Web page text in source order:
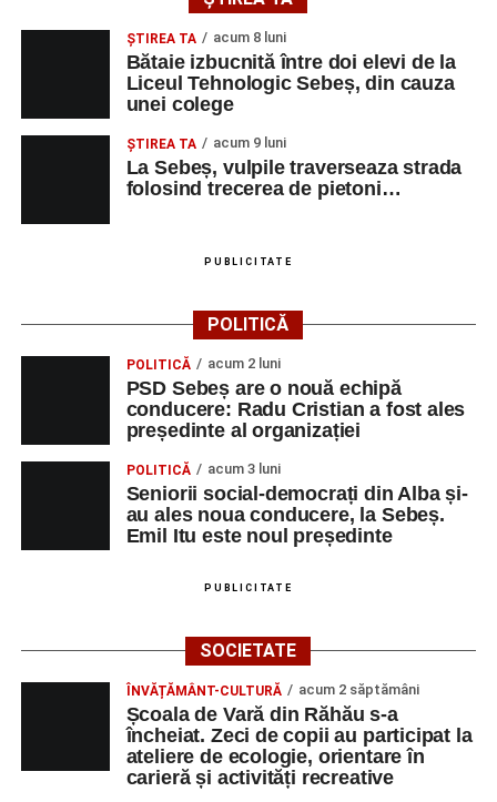
ŞTIREA TA acum 8 luni
Bătaie izbucnită între doi elevi de la
Liceul Tehnologic Sebeș, din cauza
unei colege
ŞTIREA TA acum 9 luni
La Sebeș, vulpile traverseaza strada
folosind trecerea de pietoni…
PUBLICITATE
POLITICĂ
POLITICĂ acum 2 luni
PSD Sebeș are o nouă echipă
conducere: Radu Cristian a fost ales
președinte al organizației
POLITICĂ acum 3 luni
Seniorii social-democrați din Alba și-
au ales noua conducere, la Sebeș.
Emil Itu este noul președinte
PUBLICITATE
SOCIETATE
ÎNVĂȚĂMÂNT-CULTURĂ acum 2 săptămâni
Școala de Vară din Răhău s-a
încheiat. Zeci de copii au participat la
ateliere de ecologie, orientare în
carieră și activități recreative